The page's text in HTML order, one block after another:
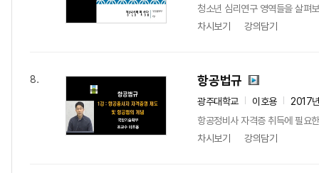
청소년 심리연구 영역들을 살펴
차시보기
강의담기
8. 항공법규
광주대학교 이호용
2017
항공정비사 자격증 취득에 필요
차시보기
강의담기